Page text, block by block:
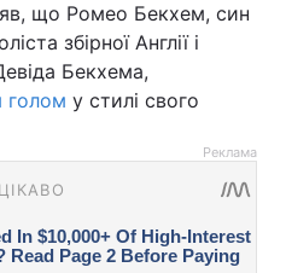
що Ромео Бекхем, син
збірної Англії і
Бекхема,
голом у стилі свого
Реклама